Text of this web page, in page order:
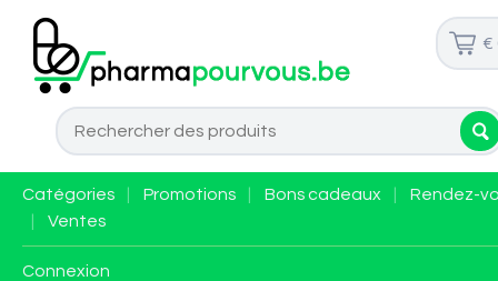
€
Catégories Promotions Bons cadeaux
Rendez-
Ventes
Connexion